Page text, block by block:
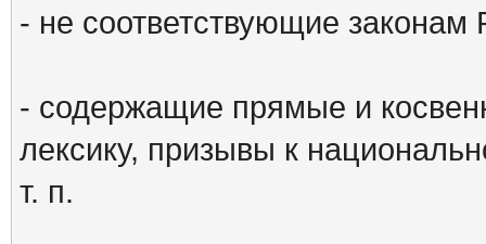
- не соответствующие законам
- содержащие прямые и
лексику, призывы к
т. п.